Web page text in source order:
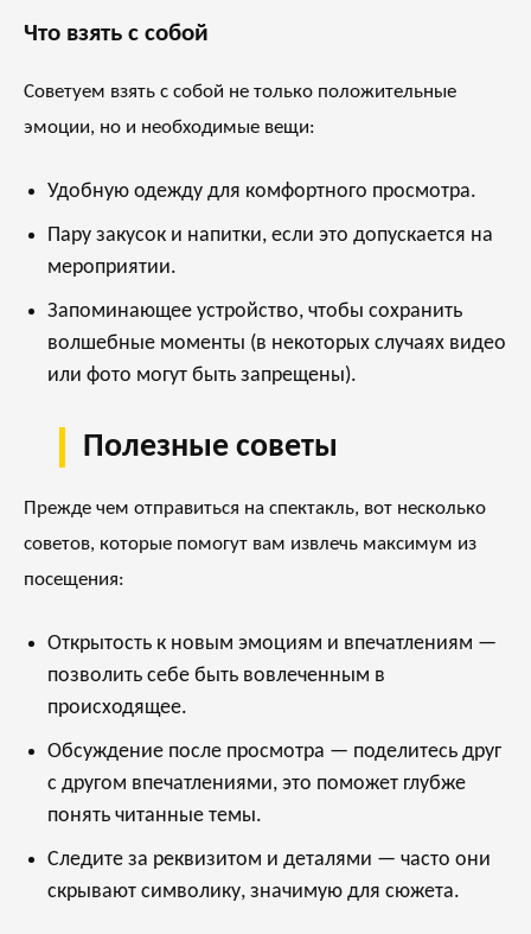
Что взять с собой
Советуем взять с собой не только положительные
эмоции, но и необходимые вещи:
Удобную одежду для комфортного просмотра.
Пару закусок и напитки, если это допускается на
мероприятии.
Запоминающее устройство, чтобы сохранить
волшебные моменты (в некоторых случаях видео
или фото могут быть запрещены).
Полезные советы
Прежде чем отправиться на спектакль, вот несколько
советов, которые помогут вам извлечь максимум из
посещения:
Открытость к новым эмоциям и впечатлениям —
позволить себе быть вовлеченным в
происходящее.
Обсуждение после просмотра — поделитесь друг
с другом впечатлениями, это поможет глубже
понять читанные темы.
Следите за реквизитом и деталями — часто они
скрывают символику, значимую для сюжета.